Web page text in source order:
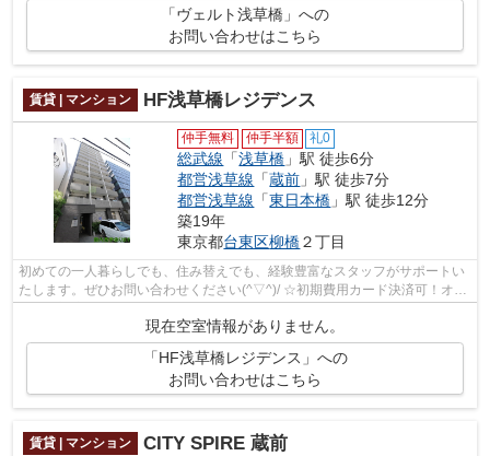
「ヴェルト浅草橋」への
お問い合わせはこちら
賃貸 | マンション HF浅草橋レジデンス
仲手無料 仲手半額 礼0
総武線 「浅草橋 」駅 徒歩6分
都営浅草線 「蔵前 」駅 徒歩7分
都営浅草線 「東日本橋 」駅 徒歩12分
築19年
東京都台東区柳橋２丁目
初めての一人暮らしでも、住み替えでも、経験豊富なスタッフがサポートい
たします。ぜひお問い合わせください(^▽^)/ ☆初期費用カード決済可！オン
ライン対応可能☆
現在空室情報がありません。
「HF浅草橋レジデンス」への
お問い合わせはこちら
賃貸 | マンション CITY SPIRE 蔵前